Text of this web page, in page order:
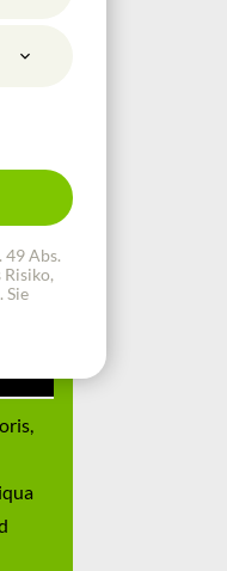
49 Abs.
Sie